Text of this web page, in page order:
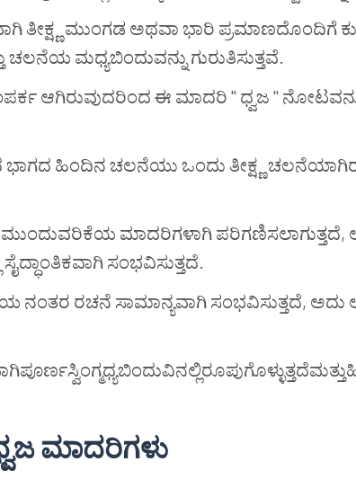
ತೀಕ್ಷ್ಣ ಮುಂಗಡ ಅಥವಾ ಭಾರಿ ಪ್ರಮಾಣದೊಂದಿಗೆ
ಚಲನೆಯ ಮಧ್ಯಬಿಂದುವನ್ನು ಗುರುತಿಸುತ್ತವೆ.
ಆಗಿರುವುದರಿಂದ ಈ ಮಾದರಿ " ಧ್ವಜ "
ಹಿಂದಿನ ಚಲನೆಯು ಒಂದು ತೀಕ್ಷ್ಣ
ಮುಂದುವರಿಕೆಯ ಮಾದರಿಗಳಾಗಿ
ಸಂಭವಿಸುತ್ತದೆ.
ನಂತರ ರಚನೆ ಸಾಮಾನ್ಯವಾಗಿ ಸಂಭವಿಸುತ್ತದೆ, ಅದು
ಮಾದರಿಗಳು